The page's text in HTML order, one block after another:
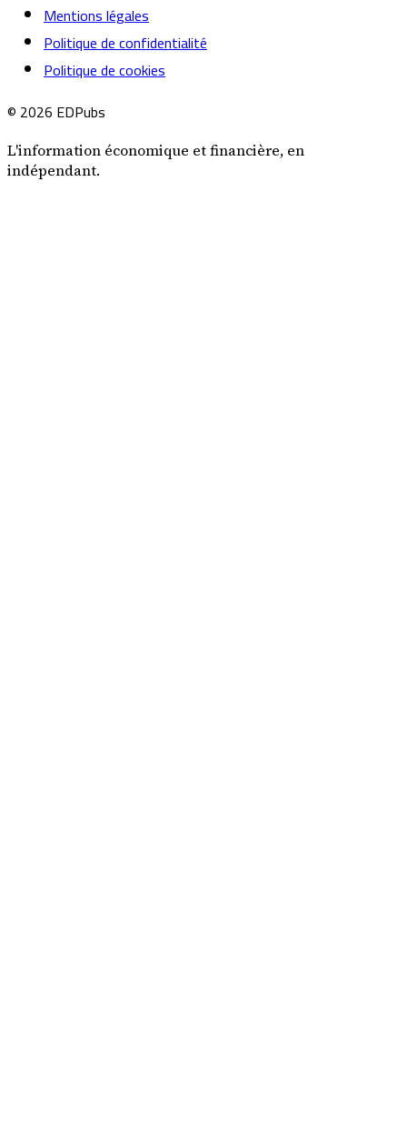
Mentions légales
Politique de confidentialité
Politique de cookies
© 2026 EDPubs
L'information économique et financière, en
indépendant.